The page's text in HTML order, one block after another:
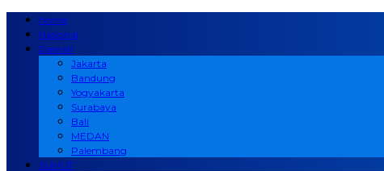
Home
Nasional
Daerah
Jakarta
Bandung
Yogyakarta
Surabaya
Bali
MEDAN
Palembang
SUMUT